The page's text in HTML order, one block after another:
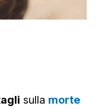
sulla morte